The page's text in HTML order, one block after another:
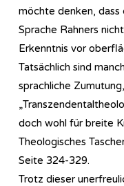
möchte denken,
Sprache Rahners
Erkenntnis vor
Tatsächlich sind
sprachliche
doch wohl für breite
Theologisches
Seite 324-329.
Trotz dieser